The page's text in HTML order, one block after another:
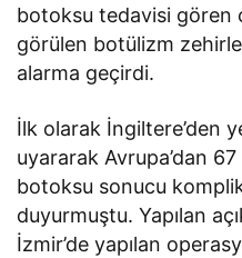
botoksu tedavisi gören
görülen botülizm
alarma geçirdi.
İlk olarak İngiltere’den
uyararak Avrupa’dan
botoksu sonucu
duyurmuştu. Yapılan
İzmir’de yapılan